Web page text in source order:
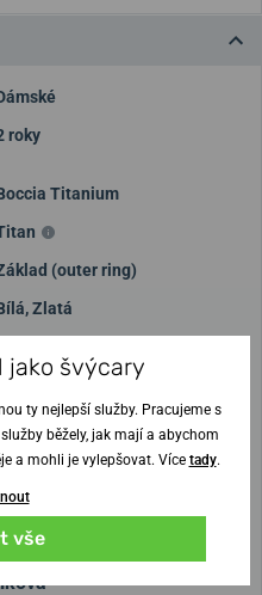
roky
Titanium
(outer ring)
,Zlatá
chybu?Napište náma
Boccia Titanium
jako švýcary
ty nejlepší služby. Pracujeme s
běžely, jak mají a abychom
a mohli je vylepšovat. Více tady.
vše